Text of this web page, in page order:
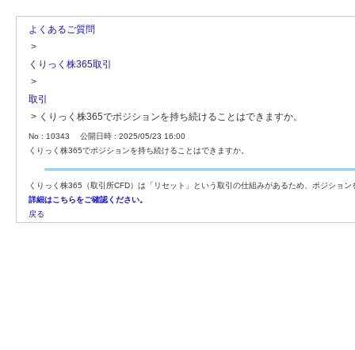
よくあるご質問
>
くりっく株365取引
>
取引
> くりっく株365でポジションを持ち続けることはできますか。
No : 10343
公開日時 : 2025/05/23 16:00
くりっく株365でポジションを持ち続けることはできますか。
くりっく株365（取引所CFD）は「リセット」という取引の仕組みがあるため、ポジショ
詳細はこちらをご確認ください。
戻る